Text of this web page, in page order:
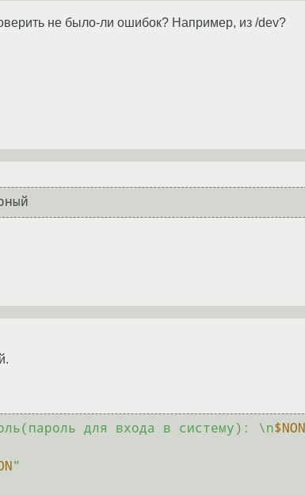
не было-ли ошибок? Например, из /dev?
для входа в систему): \n$NON
"